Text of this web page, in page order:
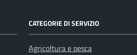
CATEGORIE DI SERVIZIO
Agricoltura e pesca